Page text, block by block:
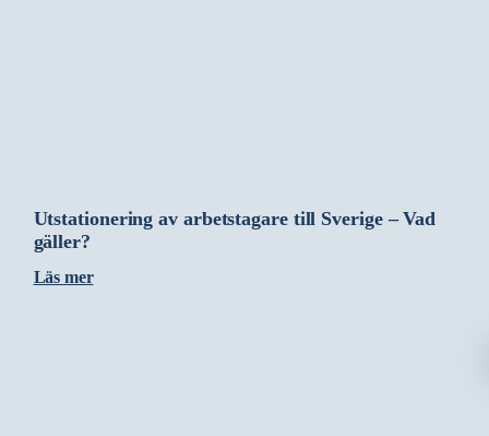
Utstationering av arbetstagare till Sverige – Vad
gäller?
Läs mer